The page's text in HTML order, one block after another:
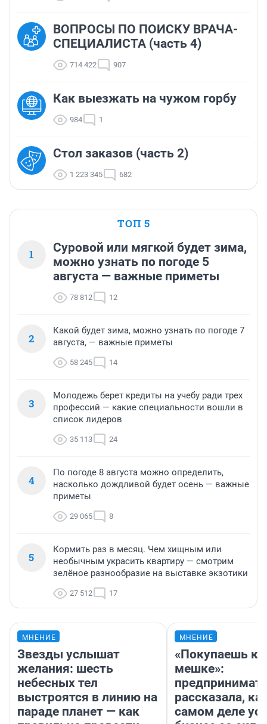
ВОПРОСЫ ПО ПОИСКУ ВРАЧА-
СПЕЦИАЛИСТА (часть 4)
714 422 907
Как выезжать на чужом горбу
984 1
Стол заказов (часть 2)
1 223 345 682
ТОП 5
1
Суровой или мягкой будет зима,
можно узнать по погоде 5
августа — важные приметы
78 812 12
2
Какой будет зима, можно узнать по погоде 7
августа, — важные приметы
58 245 14
3
Молодежь берет кредиты на учебу ради трех
профессий — какие специальности вошли в
список лидеров
35 113 24
4
По погоде 8 августа можно определить,
насколько дождливой будет осень — важные
приметы
29 065 8
5
Кормить раз в месяц. Чем хищным или
необычным украсить квартиру — смотрим
зелёное разнообразие на выставке экзотики
27 512 17
МНЕНИЕ
Звезды услышат
желания: шесть
небесных тел
выстроятся в линию на
параде планет — как
МНЕНИЕ
«Покупаешь
мешке»:
рассказала,
самом деле